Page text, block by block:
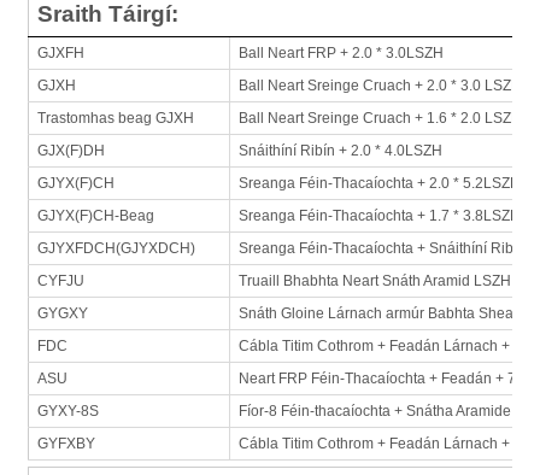
Sraith Táirgí:
GJXFH
Ball Neart FRP + 2.0 * 3.0LSZH
GJXH
Ball Neart Sreinge Cruach + 2.0 * 3.0 LSZH
Trastomhas beag GJXH
Ball Neart Sreinge Cruach + 1.6 * 2.0 LSZH
GJX(F)DH
Snáithíní Ribín + 2.0 * 4.0LSZH
GJYX(F)CH
Sreanga Féin-Thacaíochta + 2.0 * 5.2LSZH
GJYX(F)CH-Beag
Sreanga Féin-Thacaíochta + 1.7 * 3.8LSZH
GJYXFDCH(GJYXDCH)
Sreanga Féin-Thacaíochta + Snáithíní Ribín
CYFJU
Truaill Bhabhta Neart Snáth Aramid LSZH
GYGXY
Snáth Gloine Lárnach armúr Babhta Sheath
FDC
Cábla Titim Cothrom + Feadán Lárnach + 3.0
ASU
Neart FRP Féin-Thacaíochta + Feadán + 7.0/
GYXY-8S
Fíor-8 Féin-thacaíochta + Snátha Aramide +
GYFXBY
Cábla Titim Cothrom + Feadán Lárnach + 4.6